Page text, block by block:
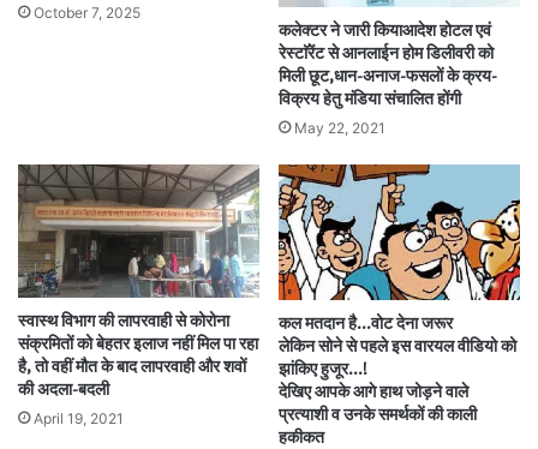
October 7, 2025
कलेक्टर ने जारी कियाआदेश होटल एवं
रेस्टाॅरेंट से आनलाईन होम डिलीवरी को
मिली छूट,धान-अनाज-फसलों के क्रय-
विक्रय हेतु मंडिया संचालित होंगी
May 22, 2021
स्वास्थ विभाग की लापरवाही से कोरोना
संक्रमितों को बेहतर इलाज नहीं मिल पा रहा
है, तो वहीं मौत के बाद लापरवाही और शवों
की अदला-बदली
April 19, 2021
कल मतदान है…वोट देना जरूर
लेकिन सोने से पहले इस वारयल वीडियो को
झांकिए हुजूर…!
देखिए आपके आगे हाथ जोड़ने वाले
प्रत्याशी व उनके समर्थकों की काली
हकीकत